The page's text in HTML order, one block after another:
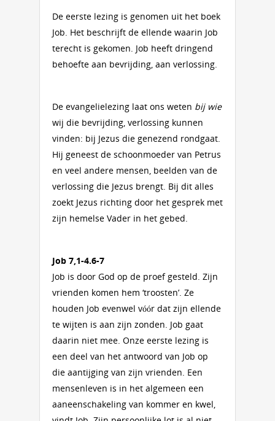
De eerste lezing is genomen uit het boek
Job. Het beschrijft de ellende waarin Job
terecht is gekomen. Job heeft dringend
behoefte aan bevrijding, aan verlossing.
De evangelielezing laat ons weten bij wie
wij die bevrijding, verlossing kunnen
vinden: bij Jezus die genezend rondgaat.
Hij geneest de schoonmoeder van Petrus
en veel andere mensen, beelden van de
verlossing die Jezus brengt. Bij dit alles
zoekt Jezus richting door het gesprek met
zijn hemelse Vader in het gebed.
Job 7,1-4.6-7
Job is door God op de proef gesteld. Zijn
vrienden komen hem ‘troosten’. Ze
houden Job evenwel vóór dat zijn ellende
te wijten is aan zijn zonden. Job gaat
daarin niet mee. Onze eerste lezing is
een deel van het antwoord van Job op
die aantijging van zijn vrienden. Een
mensenleven is in het algemeen een
aaneenschakeling van kommer en kwel,